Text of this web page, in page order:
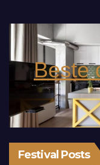
Beste
Festival Posts